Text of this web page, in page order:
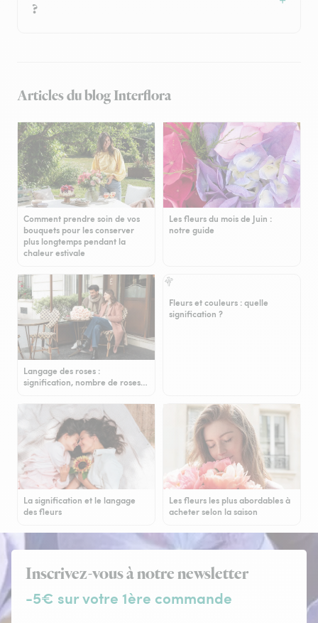
?
Articles du blog Interflora
Comment prendre soin de vos
bouquets pour les conserver
plus longtemps pendant la
chaleur estivale
Les fleurs du mois de Juin :
notre guide
Langage des roses :
signification, nombre de roses…
Fleurs et couleurs : quelle
signification ?
La signification et le langage
des fleurs
Les fleurs les plus abordables à
acheter selon la saison
Inscrivez-vous à notre newsletter
-5€ sur votre 1ère commande